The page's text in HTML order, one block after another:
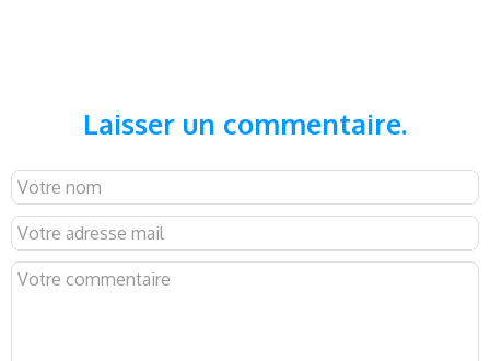
Laisser un commentaire.